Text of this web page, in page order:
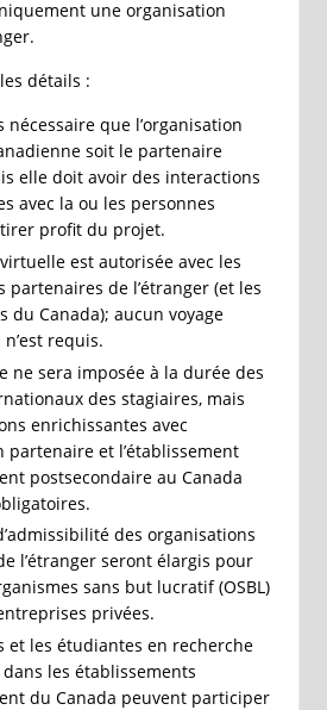
une organisation
détails :
nécessaire que l’organisation
soit le partenaire
elle doit avoir des interactions
avec la ou les personnes
profit du projet.
est autorisée avec les
partenaires de l’étranger (et les
du Canada); aucun voyage
requis.
ne sera imposée à la durée des
des stagiaires, mais
enrichissantes avec
partenaire et l’établissement
postsecondaire au Canada
des organisations
l’étranger seront élargis pour
sans but lucratif (OSBL)
privées.
et les étudiantes en recherche
dans les établissements
du Canada peuvent participer